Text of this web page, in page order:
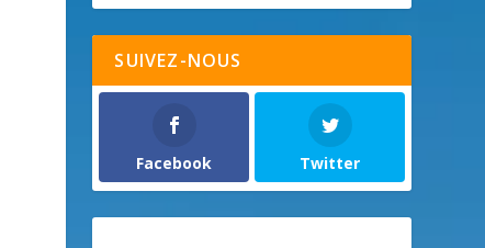
SUIVEZ-NOUS
Facebook Twitter